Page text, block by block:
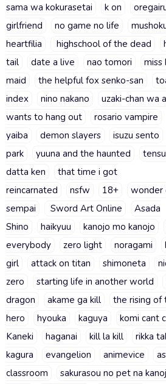
sama wa kokurasetai
k on
girlfriend
no game no life
heartfilia
highschool of the dead
tail
date a live nao tomori
miss
maid
the helpful fox senko-san
index
nino nakano uzaki-chan wa
wants to hang out
rosario vampire
yaiba
demon slayers isuzu sento
park
yuuna and the haunted
datta ken
that time i got
reincarnated
nsfw 18+ wonder
sempai
Sword Art Online
Asada
Shino
haikyuu kanojo mo kanojo
everybody
zero light noragami
girl
attack on titan shimoneta
zero
starting life in another world
dragon
akame ga kill
the rising of
hero
hyouka kaguya komi cant
Kaneki
haganai kill la kill rikka
kagura
evangelion animevice
classroom
sakurasou no pet na